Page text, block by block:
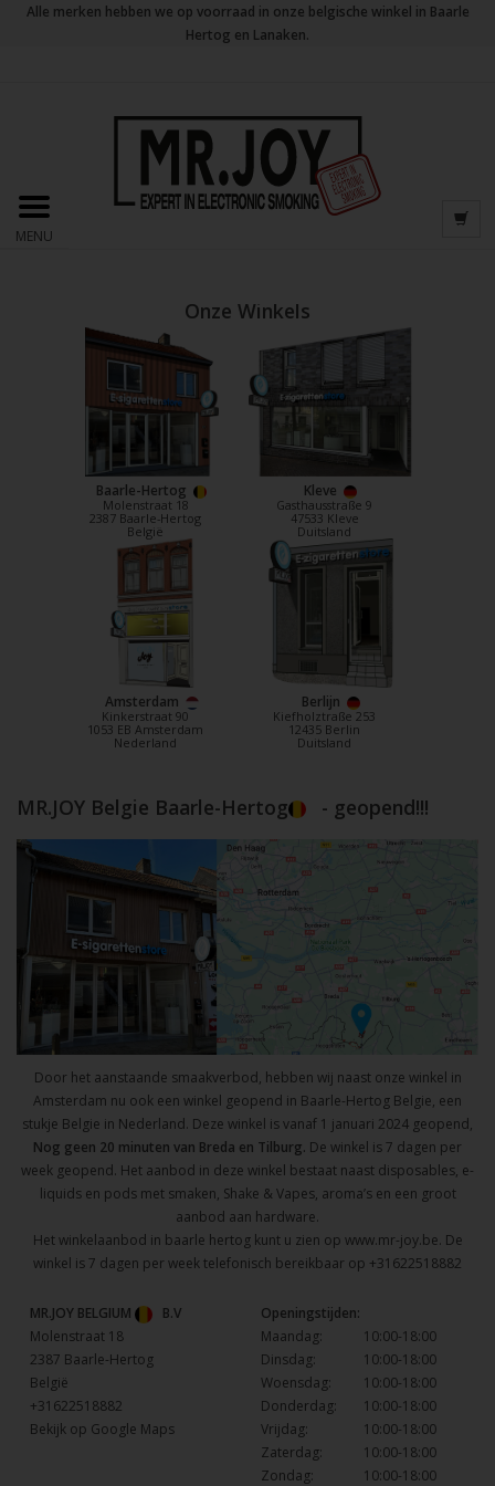
Alle merken hebben we op voorraad in onze belgische winkel in Baarle
Hertog en Lanaken.
MENU
Onze Winkels
Baarle-Hertog
Molenstraat 18
2387 Baarle-Hertog
België
Kleve
Gasthausstraße 9
47533 Kleve
Duitsland
Amsterdam
Kinkerstraat 90
1053 EB Amsterdam
Nederland
Berlijn
Kiefholztraße 253
12435 Berlin
Duitsland
MR.JOY Belgie Baarle-Hertog - geopend!!!
Door het aanstaande smaakverbod, hebben wij naast onze winkel in
Amsterdam nu ook een winkel geopend in Baarle-Hertog Belgie, een
stukje Belgie in Nederland. Deze winkel is vanaf 1 januari 2024 geopend,
Nog geen 20 minuten van Breda en Tilburg. De winkel is 7 dagen per
week geopend. Het aanbod in deze winkel bestaat naast disposables, e-
liquids en pods met smaken, Shake & Vapes, aroma’s en een groot
aanbod aan hardware.
Het winkelaanbod in baarle hertog kunt u zien op www.mr-joy.be. De
winkel is 7 dagen per week telefonisch bereikbaar op +31622518882
MR.JOY BELGIUM
B.V
Molenstraat 18
2387 Baarle-Hertog
België
+31622518882
Bekijk op Google Maps
Openingstijden:
Maandag:
10:00-18:00
Dinsdag:
10:00-18:00
Woensdag:
10:00-18:00
Donderdag:
10:00-18:00
Vrijdag:
10:00-18:00
Zaterdag:
10:00-18:00
Zondag:
10:00-18:00